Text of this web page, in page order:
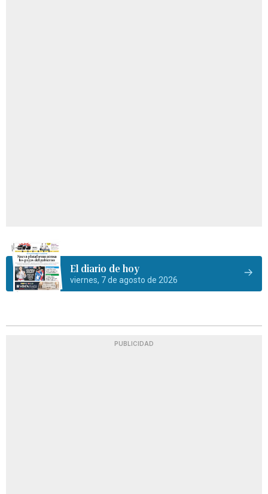
El diario de hoy
viernes, 7 de agosto de 2026
PUBLICIDAD